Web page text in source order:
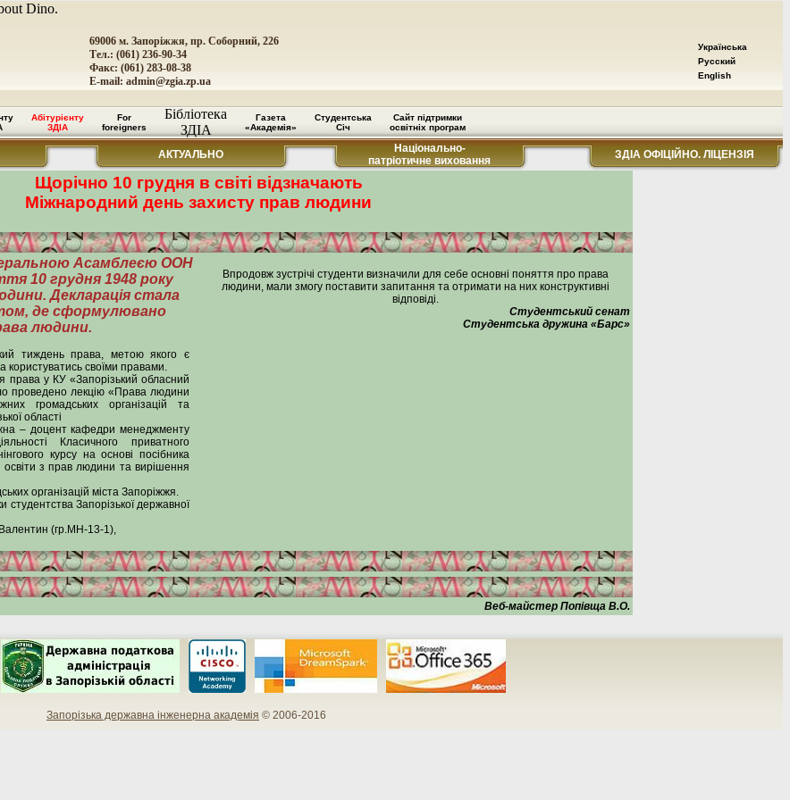
Dino.
69006 м. Запоріжжя, пр. Соборний, 226
Тел.: (061) 236-90-34
Факс: (061) 283-08-38
E-mail: admin@zgia.zp.ua
Українська
Русский
English
Абітурієнту
ЗДІА
For
foreigners
Бібліотека
ЗДІА
Газета
«Академія»
Студентська
Січ
Сайт підтримки
освітніх програм
АКТУАЛЬНО
Національно-
патріотичне виховання
ЗДІА ОФІЦІЙНО. ЛІЦЕНЗІЯ
Щорічно 10 грудня в світі відзначають
Міжнародний день захисту прав людини
Асамблеєю ООН
10 грудня 1948 року
Декларація стала
де сформулювано
людини.
тиждень права, метою якого є
користуватись своїми правами.
права у КУ «Запорізький обласний
проведено лекцію «Права людини
громадських організацій та
області
– доцент кафедри менеджменту
Класичного приватного
курсу на основі посібника
з прав людини та вирішення
організацій міста Запоріжжя.
студентства Запорізької державної
(гр.МН-13-1),
Впродовж зустрічі студенти визначили для себе основні поняття про права
людини, мали змогу поставити запитання та отримати на них конструктивні
відповіді.
Студентський сенат
Студентська дружина «Барс»
Веб-майстер Попівща В.О.
Запорізька державна інженерна академія © 2006-2016